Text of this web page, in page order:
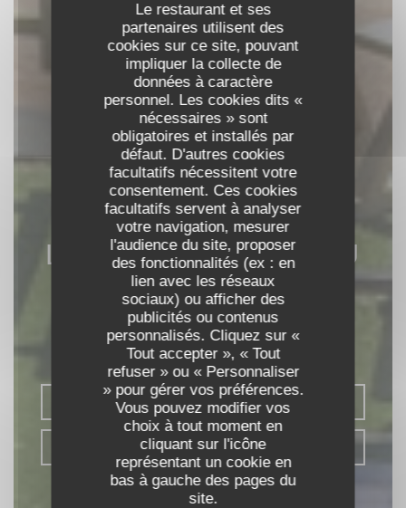
Le restaurant et ses
partenaires utilisent des
cookies sur ce site, pouvant
impliquer la collecte de
données à caractère
personnel. Les cookies dits «
nécessaires » sont
obligatoires et installés par
défaut. D'autres cookies
facultatifs nécessitent votre
consentement. Ces cookies
facultatifs servent à analyser
votre navigation, mesurer
l'audience du site, proposer
des fonctionnalités (ex : en
lien avec les réseaux
sociaux) ou afficher des
publicités ou contenus
personnalisés. Cliquez sur «
Tout accepter », « Tout
refuser » ou « Personnaliser
» pour gérer vos préférences.
Vous pouvez modifier vos
choix à tout moment en
cliquant sur l'icône
représentant un cookie en
bas à gauche des pages du
site.
LE RESTAURANT DU
PORT
TERRASSE GUINGUETTE|
PIERRE DE BOEUF
RÉSERVER
VENTE À EMPORTER